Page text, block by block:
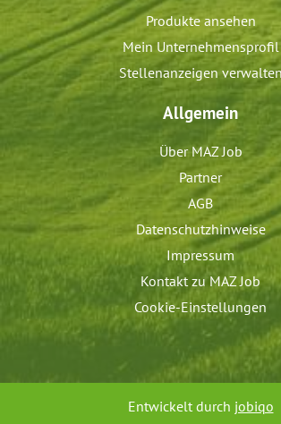
Produkte ansehen
Mein Unternehmensprofil
Stellenanzeigen verwalten
Allgemein
Über MAZ Job
Partner
AGB
Datenschutzhinweise
Impressum
Kontakt zu MAZ Job
Cookie-Einstellungen
Entwickelt durch jobiqo